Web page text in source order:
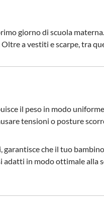
giorno di scuola
a vestiti e scarpe, tra
il peso in modo
tensioni o posture
che il tuo
in modo ottimale alla